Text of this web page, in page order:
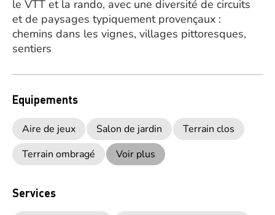
le VTT et la rando, avec une diversité de circuits
et de paysages typiquement provençaux :
chemins dans les vignes, villages pittoresques,
sentiers
Equipements
Aire de jeux Salon de jardin
Terrain clos
Terrain ombragé
Voir plus
Services